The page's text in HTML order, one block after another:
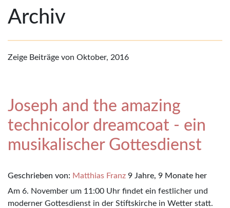
Archiv
Zeige Beiträge von Oktober, 2016
Joseph and the amazing
technicolor dreamcoat - ein
musikalischer Gottesdienst
Geschrieben von: Matthias Franz 9 Jahre, 9 Monate her
Am 6. November um 11:00 Uhr findet ein festlicher und
moderner Gottesdienst in der Stiftskirche in Wetter statt.